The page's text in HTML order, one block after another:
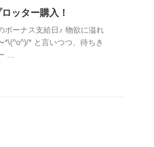
ッター購入！
ボーナス支給日♪ 物欲に溢れ
*\(^o^)/* と言いつつ、待ちき
...